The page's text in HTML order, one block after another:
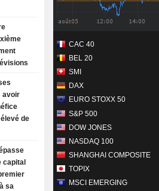
avoir
de
capital
sa
CAC 40
BEL 20
SMI
DAX
EURO STOXX 50
S&P 500
DOW JONES
NASDAQ 100
SHANGHAI COMPOSITE
TOPIX
MSCI EMERGING